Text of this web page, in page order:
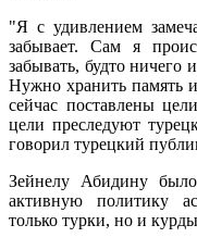
"Я с удивлением
забывает. Сам я
забывать, будто ничего
Нужно хранить память
сейчас поставлены
цели преследуют
говорил турецкий
Зейнелу Абидину
активную политику
только турки, но и